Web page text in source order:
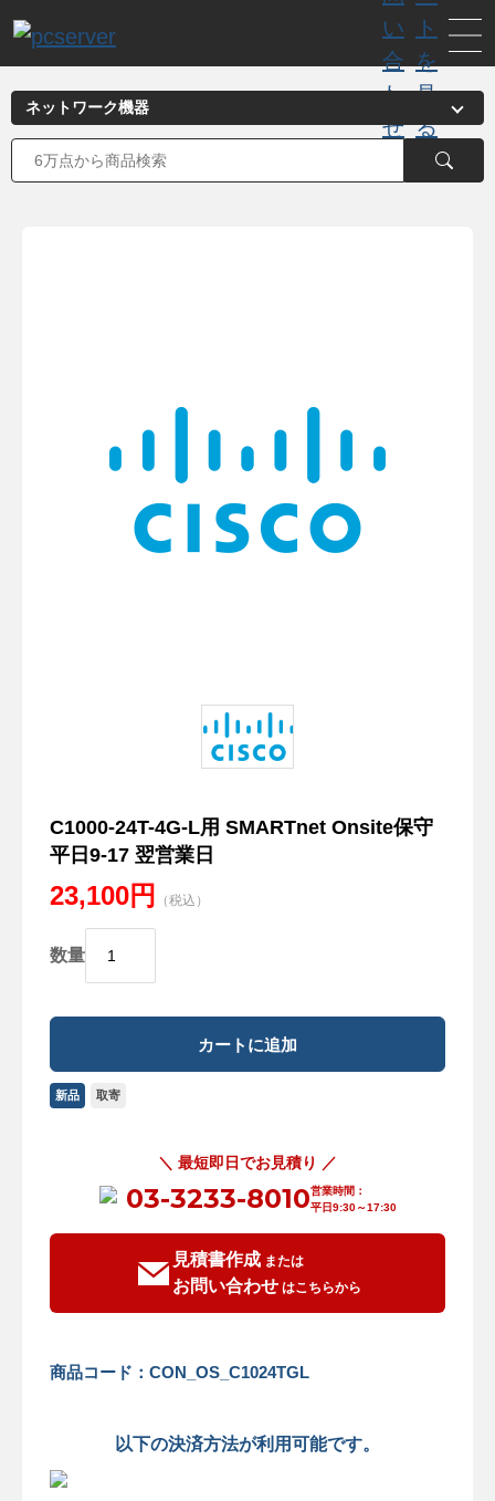
C1000-24T-4G-L用 SMARTnet Onsite保守
平日9-17 翌営業日
23,100円 （税込）
数量
新品 取寄
＼ 最短即日でお見積り ／
03-3233-8010営業時間：
平日9:30～17:30
見積書作成または
お問い合わせはこちらから
商品コード：CON_OS_C1024TGL
以下の決済方法が利用可能です。